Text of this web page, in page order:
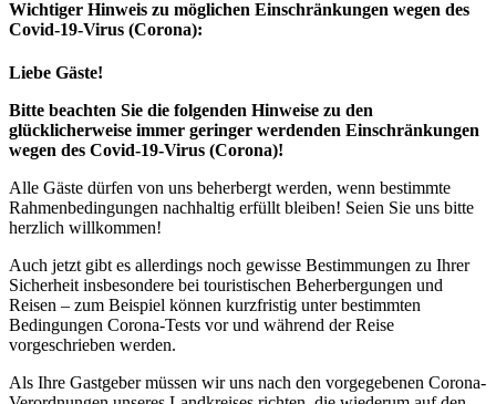
Wichtiger Hinweis zu möglichen Ein­schränk­ungen wegen des
Covid-19-Virus (Corona):
Liebe Gäste!
Bitte beachten Sie die folgenden Hinweise zu den
glücklicherweise immer geringer werdenden Einschränkungen
wegen des Covid-19-Virus (Corona)!
Alle Gäste dürfen von uns beherbergt werden, wenn bestimmte
Rahmenbedingungen nachhaltig erfüllt bleiben! Seien Sie uns bitte
herzlich willkommen!
Auch jetzt gibt es allerdings noch gewisse Bestimmungen zu Ihrer
Sicherheit insbesondere bei touristischen Beherbergungen und
Reisen – zum Beispiel können kurzfristig unter bestimmten
Bedingungen Corona-Tests vor und während der Reise
vorgeschrieben werden.
Als Ihre Gastgeber müssen wir uns nach den vorgegebenen Corona-